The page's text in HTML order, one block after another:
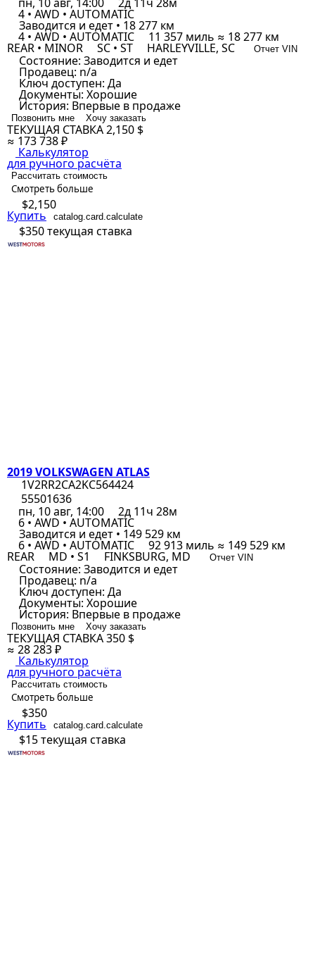
4 • AWD • AUTOMATIC
Заводится и едет • 18 277 км
4 • AWD • AUTOMATIC 11 357 миль ≈ 18 277 км
REAR • MINOR SC • ST HARLEYVILLE, SC Отчет VIN
Состояние: Заводится и едет
Продавец: n/a
Ключ доступен: Да
Документы: Хорошие
История: Впервые в продаже
Позвонить мне Хочу заказать
ТЕКУЩАЯ СТАВКА2,150 $
≈ 173 738 ₽
Калькулятор
для ручного расчёта
Рассчитать стоимость
Смотреть больше
$2,150
Купить catalog.card.calculate
$350текущая ставка
2019 VOLKSWAGEN ATLAS
1V2RR2CA2KC564424
55501636
пн, 10 авг, 14:00
2д 11ч 28м
6 • AWD • AUTOMATIC
Заводится и едет • 149 529 км
6 • AWD • AUTOMATIC 92 913 миль ≈ 149 529 км
REAR MD • S1 FINKSBURG, MD Отчет VIN
Состояние: Заводится и едет
Продавец: n/a
Ключ доступен: Да
Документы: Хорошие
История: Впервые в продаже
Позвонить мне Хочу заказать
ТЕКУЩАЯ СТАВКА350 $
≈ 28 283 ₽
Калькулятор
для ручного расчёта
Рассчитать стоимость
Смотреть больше
$350
Купить catalog.card.calculate
$15текущая ставка